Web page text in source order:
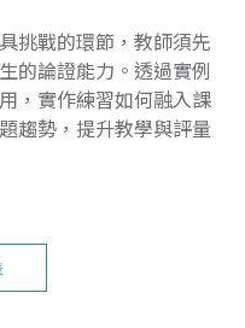
挑戰的環節，教師須先
的論證能力。透過實例
，實作練習如何融入課
趨勢，提升教學與評量